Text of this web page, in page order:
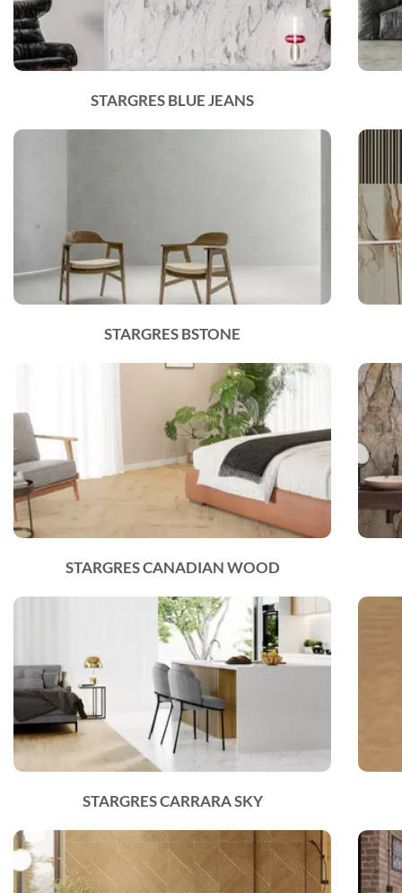
STARGRES BLUE JEANS
STARGRES BSTONE
STARGRES CANADIAN WOOD
STARGRES CARRARA SKY